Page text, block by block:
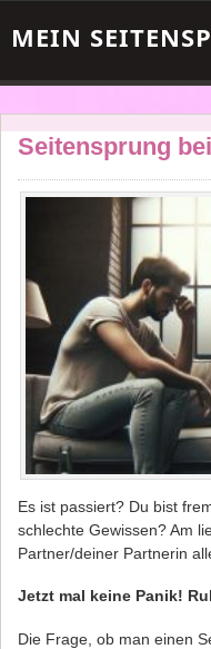
MEIN
Seitensprung
Es ist passiert? Du bist
schlechte Gewissen? Am
Partner/deiner Partnerin
Jetzt mal keine Panik!
Die Frage, ob man einen